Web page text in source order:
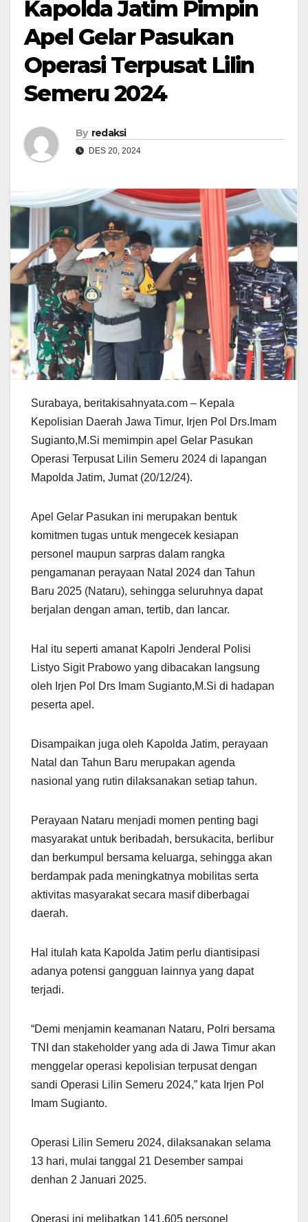
Kapolda Jatim Pimpin
Apel Gelar Pasukan
Operasi Terpusat Lilin
Semeru 2024
By redaksi
DES 20, 2024
Surabaya, beritakisahnyata.com – Kepala
Kepolisian Daerah Jawa Timur, Irjen Pol Drs.Imam
Sugianto,M.Si memimpin apel Gelar Pasukan
Operasi Terpusat Lilin Semeru 2024 di lapangan
Mapolda Jatim, Jumat (20/12/24).
Apel Gelar Pasukan ini merupakan bentuk
komitmen tugas untuk mengecek kesiapan
personel maupun sarpras dalam rangka
pengamanan perayaan Natal 2024 dan Tahun
Baru 2025 (Nataru), sehingga seluruhnya dapat
berjalan dengan aman, tertib, dan lancar.
Hal itu seperti amanat Kapolri Jenderal Polisi
Listyo Sigit Prabowo yang dibacakan langsung
oleh Irjen Pol Drs Imam Sugianto,M.Si di hadapan
peserta apel.
Disampaikan juga oleh Kapolda Jatim, perayaan
Natal dan Tahun Baru merupakan agenda
nasional yang rutin dilaksanakan setiap tahun.
Perayaan Nataru menjadi momen penting bagi
masyarakat untuk beribadah, bersukacita, berlibur
dan berkumpul bersama keluarga, sehingga akan
berdampak pada meningkatnya mobilitas serta
aktivitas masyarakat secara masif diberbagai
daerah.
Hal itulah kata Kapolda Jatim perlu diantisipasi
adanya potensi gangguan lainnya yang dapat
terjadi.
“Demi menjamin keamanan Nataru, Polri bersama
TNI dan stakeholder yang ada di Jawa Timur akan
menggelar operasi kepolisian terpusat dengan
sandi Operasi Lilin Semeru 2024,” kata Irjen Pol
Imam Sugianto.
Operasi Lilin Semeru 2024, dilaksanakan selama
13 hari, mulai tanggal 21 Desember sampai
denhan 2 Januari 2025.
Operasi ini melibatkan 141.605 personel